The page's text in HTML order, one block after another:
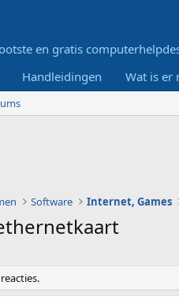
en gratis
Handleidingen Wat is er
Software Internet, Games